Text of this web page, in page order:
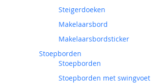
Steigerdoeken
Makelaarsbord
Makelaarsbordsticker
Stoepborden
Stoepborden
Stoepborden met swingvoet